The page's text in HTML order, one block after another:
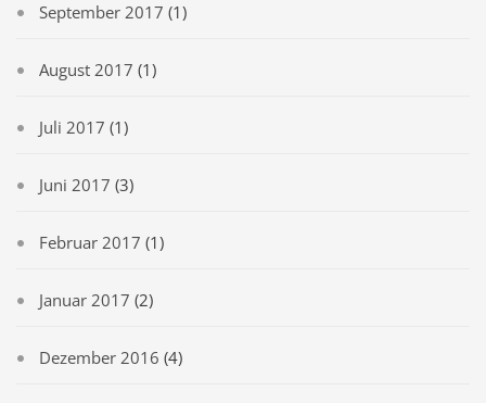
September 2017 (1)
August 2017 (1)
Juli 2017 (1)
Juni 2017 (3)
Februar 2017 (1)
Januar 2017 (2)
Dezember 2016 (4)